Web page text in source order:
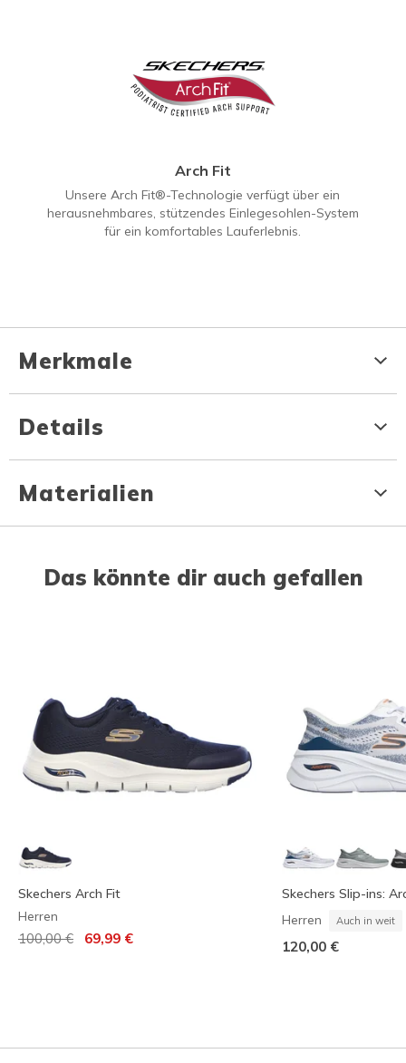
Arch Fit
Unsere Arch Fit®-Technologie verfügt über ein
herausnehmbares, stützendes Einlegesohlen-System
für ein komfortables Lauferlebnis.
Merkmale
Details
Materialien
Das könnte dir auch gefallen
Skechers Arch Fit
Herren
Reduziert von
100,00 € auf
69,99 €
Skechers Slip-ins:
Herren Auch in weit
120,00 €